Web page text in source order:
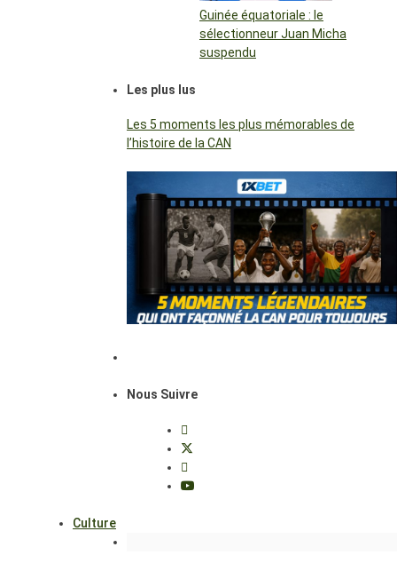
Guinée équatoriale : le
sélectionneur Juan Micha
suspendu
Les plus lus
Les 5 moments les plus mémorables de
l’histoire de la CAN
Nous Suivre
Culture